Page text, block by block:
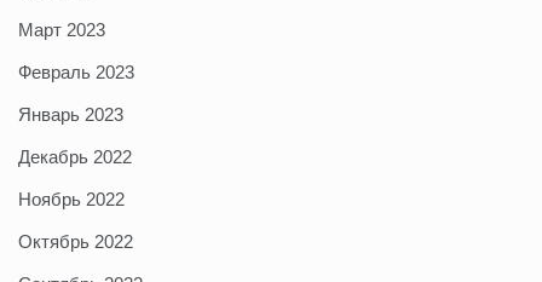
Март 2023
Февраль 2023
Январь 2023
Декабрь 2022
Ноябрь 2022
Октябрь 2022